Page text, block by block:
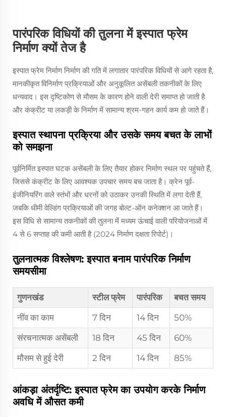
पारंपरिक विधियों की तुलना में इस्पात फ्रेम
निर्माण क्यों तेज है
इस्पात फ्रेम निर्माण निर्माण की गति में लगातार पारंपरिक विधियों से आगे रहता है,
मानकीकृत विनिर्माण प्रक्रियाओं और अनुकूलित असेंबली तकनीकों के लिए
धन्यवाद। इस दृष्टिकोण से मौसम के कारण होने वाली देरी समाप्त हो जाती है
और कंक्रीट या लकड़ी के निर्माण में सामान्य श्रम-गहन कार्य कम हो जाते हैं।
इस्पात स्थापना प्रक्रिया और उसके समय बचत के लाभों
को समझना
पूर्वनिर्मित इस्पात घटक असेंबली के लिए तैयार होकर निर्माण स्थल पर पहुंचते हैं,
जिससे कंक्रीट के लिए आवश्यक उपचार समय बच जाता है। क्रेन पूर्व-
इंजीनियरिंग वाले स्तंभों और धरनों को उठाकर उनकी स्थिति में लगा देती हैं,
जबकि धीमी वेल्डिंग प्रक्रियाओं की जगह बोल्ट-ऑन कनेक्शन आ जाते हैं।
इस विधि से सामान्य तकनीकों की तुलना में मध्यम ऊंचाई वाली परियोजनाओं में
4 से 6 सप्ताह की कमी आती है (2024 निर्माण दक्षता रिपोर्ट)।
तुलनात्मक विश्लेषण: इस्पात बनाम पारंपरिक निर्माण
समयसीमा
गुणनखंड स्टील फ्रेम पारंपरिक
बचत समय
नींव का काम
7 दिन 14 दिन
50%
संरचनात्मक असेंबली
18 दिन 45 दिन
60%
मौसम से हुई देरी
2 दिन 14 दिन 85%
आंकड़ा अंतर्दृष्टि: इस्पात फ्रेम का उपयोग करके निर्माण
अवधि में औसत कमी